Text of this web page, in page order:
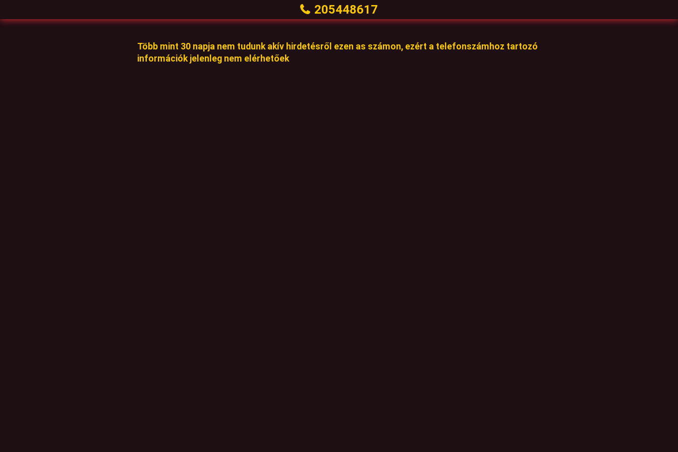
205448617
Több mint 30 napja nem tudunk akív hirdetésről ezen as számon, ezért a telefonszámhoz tartozó
információk jelenleg nem elérhetőek